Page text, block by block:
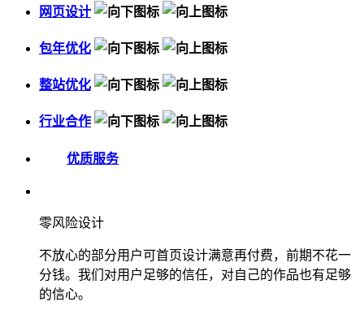
网页设计
包年优化
整站优化
行业合作
优质服务
零风险设计
不放心的部分用户可首页设计满意再付费，前期不花一
分钱。我们对用户足够的信任，对自己的作品也有足够
的信心。